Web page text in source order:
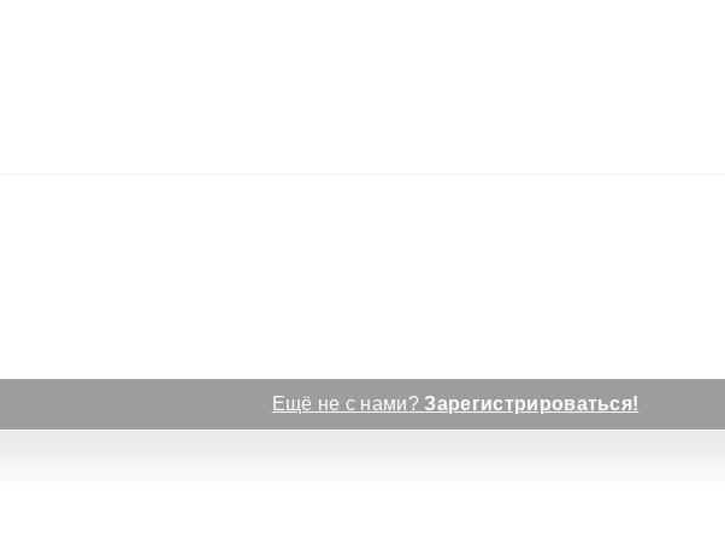
Ещё не с нами?Зарегистрироваться!